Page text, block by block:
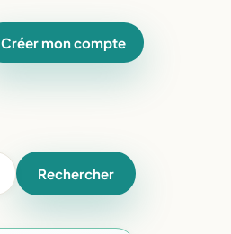
Créer mon compte
Rechercher